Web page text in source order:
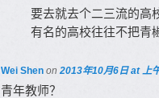
要去就去个二三流的高
有名的高校往往不把青
Wei Shenon 2013年10月6日 at 上
青年教师？